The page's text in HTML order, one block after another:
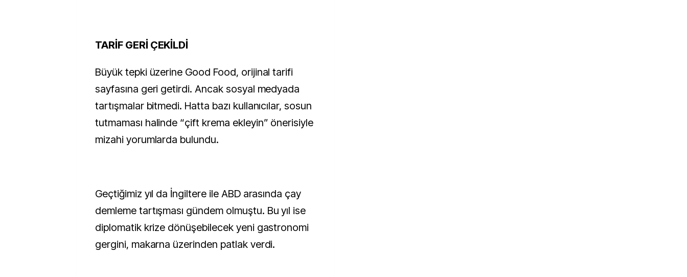
TARİF GERİ ÇEKİLDİ
Büyük tepki üzerine Good Food, orijinal tarifi
sayfasına geri getirdi. Ancak sosyal medyada
tartışmalar bitmedi. Hatta bazı kullanıcılar, sosun
tutmaması halinde “çift krema ekleyin” önerisiyle
mizahi yorumlarda bulundu.
Geçtiğimiz yıl da İngiltere ile ABD arasında çay
demleme tartışması gündem olmuştu. Bu yıl ise
diplomatik krize dönüşebilecek yeni gastronomi
gergini, makarna üzerinden patlak verdi.